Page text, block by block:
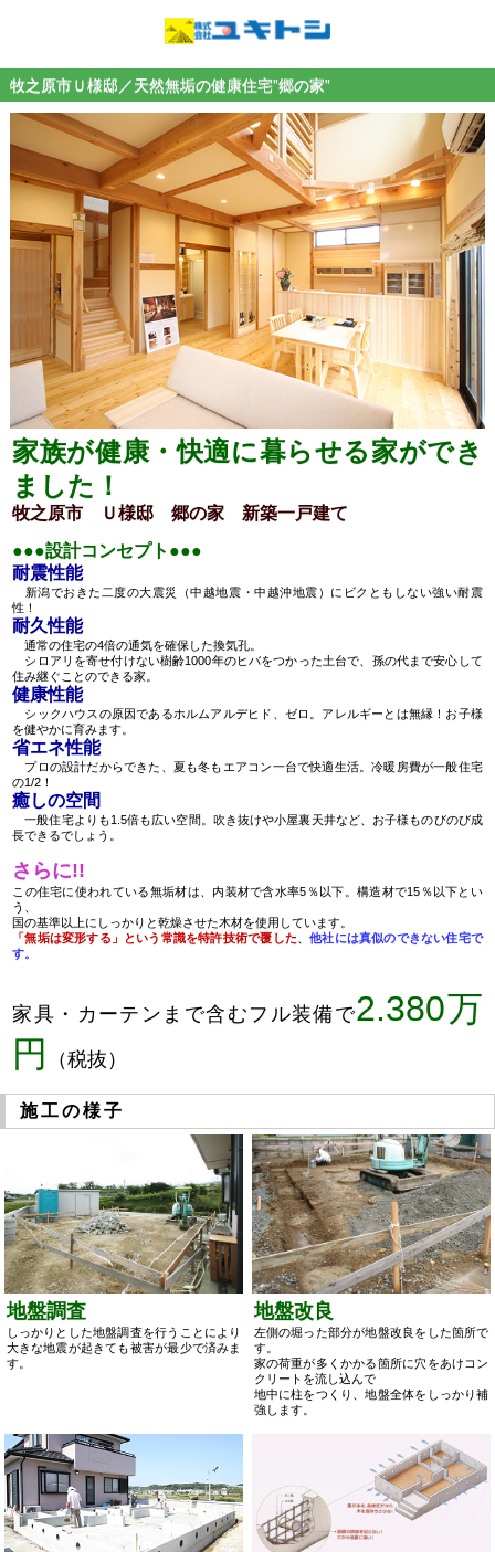
牧之原市Ｕ様邸／天然無垢の健康住宅”郷の家”
家族が健康・快適に暮らせる家ができ
ました！
牧之原市 Ｕ様邸 郷の家 新築一戸建て
●●●設計コンセプト ●●●
耐震性能
新潟でおきた二度の大震災（中越地震・中越沖地震）にビクともしない強い耐震
性！
耐久性能
通常の住宅の4倍の通気を確保した換気孔。
シロアリを寄せ付けない樹齢1000年のヒバをつかった土台で、孫の代まで安心して
住み継ぐことのできる家。
健康性能
シックハウスの原因であるホルムアルデヒド、ゼロ。アレルギーとは無縁！お子様
を健やかに育みます。
省エネ性能
プロの設計だからできた、夏も冬もエアコン一台で快適生活。冷暖房費が一般住宅
の1/2！
癒しの空間
一般住宅よりも1.5倍も広い空間。吹き抜けや小屋裏天井など、お子様ものびのび成
長できるでしょう。
さらに!!
この住宅に使われている無垢材は、内装材で含水率5％以下。構造材で15％以下とい
う、
国の基準以上にしっかりと乾燥させた木材を使用しています。
「無垢は変形する」という常識を特許技術で覆した、他社には真似のできない住宅で
す。
家具・カーテンまで含むフル装備で2.380万
円
（税抜）
施工の様子
地盤調査
しっかりとした地盤調査を行うことにより
大きな地震が起きても被害が最少で済みま
す。
地盤改良
左側の堀った部分が地盤改良をした箇所で
す。
家の荷重が多くかかる箇所に穴をあけコン
クリートを流し込んで
地中に柱をつくり、地盤全体をしっかり補
強します。